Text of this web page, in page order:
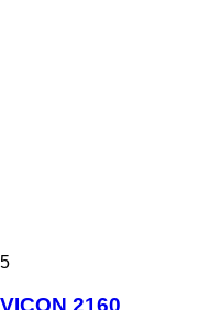
5
VICON 2160